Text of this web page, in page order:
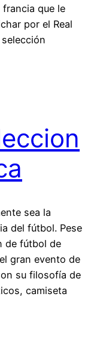
que le
por el Real
sea la
del fútbol. Pese
de fútbol de
gran evento de
su filosofía de
camiseta